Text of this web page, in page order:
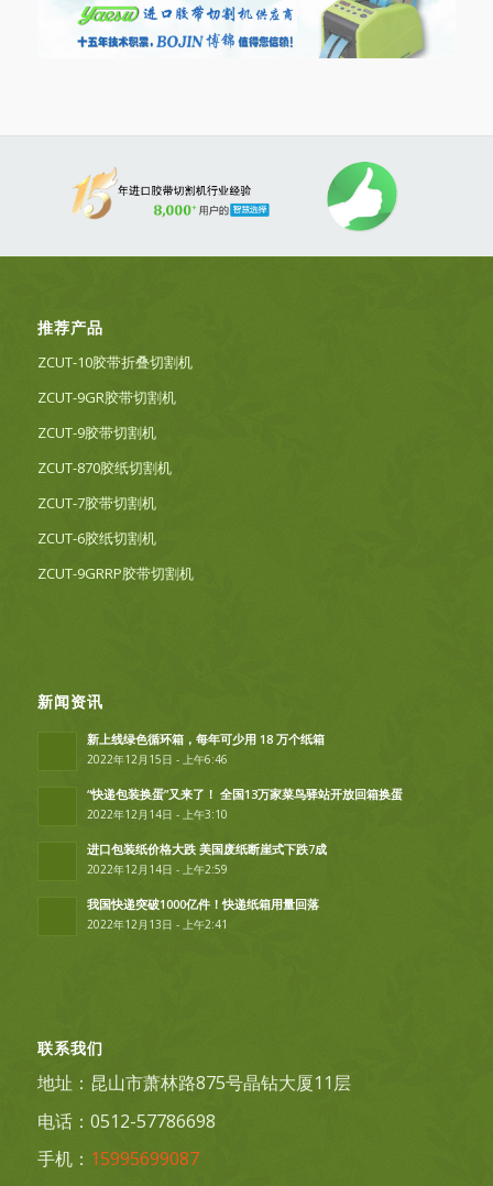
推荐产品
ZCUT-10胶带折叠切割机
ZCUT-9GR胶带切割机
ZCUT-9胶带切割机
ZCUT-870胶纸切割机
ZCUT-7胶带切割机
ZCUT-6胶纸切割机
ZCUT-9GRRP胶带切割机
新闻资讯
新上线绿色循环箱，每年可少用 18 万个纸箱
2022年12月15日 - 上午6:46
“快递包装换蛋”又来了！ 全国13万家菜鸟驿站开放回箱换蛋
2022年12月14日 - 上午3:10
进口包装纸价格大跌 美国废纸断崖式下跌7成
2022年12月14日 - 上午2:59
我国快递突破1000亿件！快递纸箱用量回落
2022年12月13日 - 上午2:41
联系我们
地址：昆山市萧林路875号晶钻大厦11层
电话：0512-57786698
手机： 15995699087